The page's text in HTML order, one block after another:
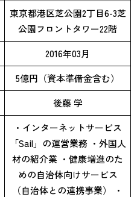
東京都港区芝公園2丁目6-3芝
公園フロントタワー22階
2016年03月
5億円（資本準備金含む）
後藤 学
・インターネットサービス
「Sail」の運営業務 ・外国人
材の紹介業 ・健康増進のた
めの自治体向けサービス
（自治体との連携事業） ・